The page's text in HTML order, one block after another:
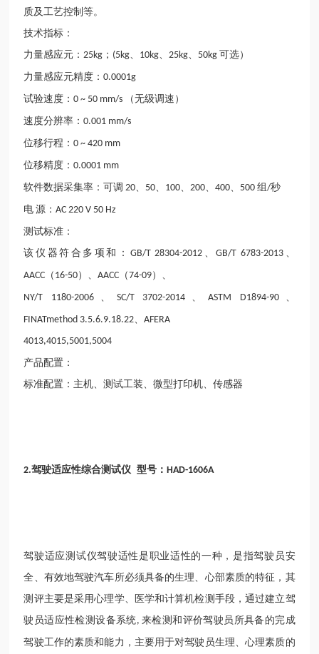
质及工艺控制等。
技术指标：
力量感应元： 25kg ； (5kg 10kg 25kg 50kg 可选）
力量感应元精度：0.0001g
试验速度：0 ~ 50 mm/s （无级调速）
速度分辨率：0.001 mm/s
位移行程：0 ~ 420 mm
位移精度：0.0001 mm
软件数据采集率：可调 20 50 100 200 、400 500组/秒
电 源：AC 220 V 50 Hz
测试标准：
该仪器符合多项和： GB/T 28304-2012 、GB/T 6783-2013
AACC （ 16-50）、AACC （74-09）、
NY/T 1180-2006 SC/T 3702-2014 、ASTM D1894-90、
FINATmethod 3.5.6.9.18.22 、AFERA
4013,4015,5001,5004
产品配置：
标准配置：主机、测试工装、微型打印机、传感器
2.驾驶适应性综合测试仪 型号：HAD-1606A
驾驶适应测试仪驾驶适性是职业适性的一种，是指驾驶员安
全、有效地驾驶汽车所必须具备的生理、心部素质的特征，其
测评主要是采用心理学、医学和计算机检测手段，通过建立驾
驶员适应性检测设备系统,来检测和评价驾驶员所具备的完成
驾驶工作的素质和能力，主要用于对驾驶员生理、心理素质的